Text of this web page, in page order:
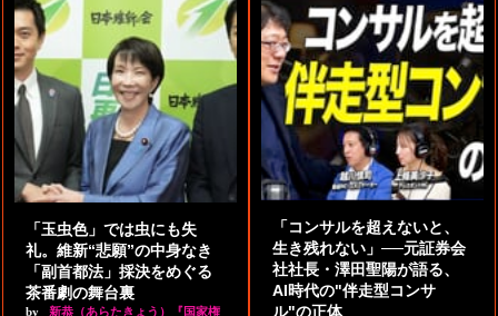
「玉虫色」では虫にも失
礼。維新“悲願”の中身なき
「副首都法」採決をめぐる
茶番劇の舞台裏
by
新恭（あらたきょう）『国家権
「コンサルを超えないと、
生き残れない」──元証券会
社社長・澤田聖陽が語る、
AI時代の"伴走型コンサ
ル"の正体